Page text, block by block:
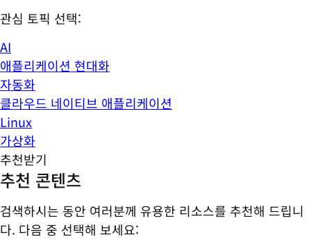
관심 토픽 선택:
AI
애플리케이션 현대화
자동화
클라우드 네이티브 애플리케이션
Linux
가상화
추천받기
추천 콘텐츠
검색하시는 동안 여러분께 유용한 리소스를 추천해 드립니
다. 다음 중 선택해 보세요: